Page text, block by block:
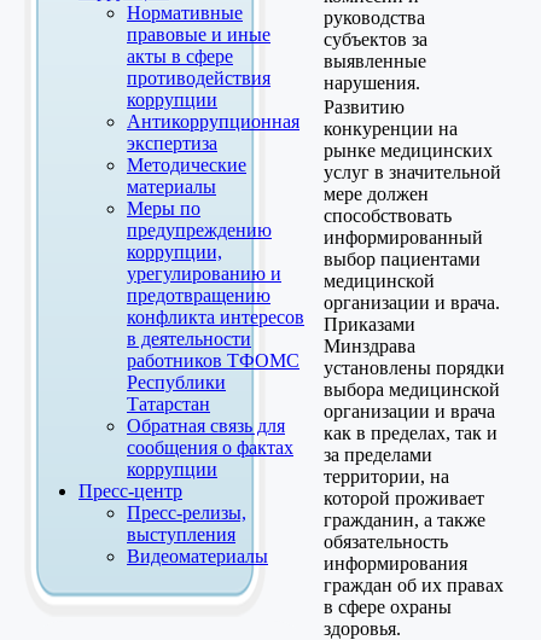
Нормативные
правовые и иные
акты в сфере
противодействия
коррупции
Антикоррупционная
экспертиза
Методические
материалы
Меры по
предупреждению
коррупции,
урегулированию и
предотвращению
конфликта интересов
в деятельности
работников ТФОМС
Республики
Татарстан
Обратная связь для
сообщения о фактах
коррупции
Пресс-центр
Пресс-релизы,
выступления
Видеоматериалы
руководства
субъектов за
выявленные
нарушения.
Развитию
конкуренции на
рынке медицинских
услуг в значительной
мере должен
способствовать
информированный
выбор пациентами
медицинской
организации и врача.
Приказами
Минздрава
установлены порядки
выбора медицинской
организации и врача
как в пределах, так и
за пределами
территории, на
которой проживает
гражданин, а также
обязательность
информирования
граждан об их правах
в сфере охраны
здоровья.